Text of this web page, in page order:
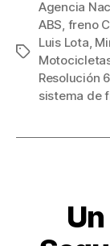
c
e
b
o
k
tt
er
Etiquetas
Agencia
ABS, freno
Luis Lota,
Resolución
sistema de